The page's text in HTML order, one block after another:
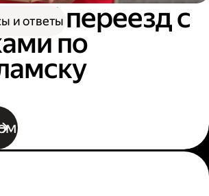
переезд с
по
и ответы